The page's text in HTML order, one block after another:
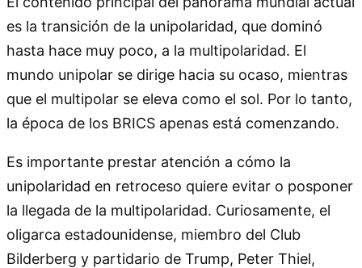
es la transición de la unipolaridad, que dominó
hasta hace muy poco, a la multipolaridad. El
mundo unipolar se dirige hacia su ocaso, mientras
que el multipolar se eleva como el sol. Por lo tanto,
la época de los BRICS apenas está comenzando.
Es importante prestar atención a cómo la
unipolaridad en retroceso quiere evitar o posponer
la llegada de la multipolaridad. Curiosamente, el
oligarca estadounidense, miembro del Club
Bilderberg y partidario de Trump, Peter Thiel,